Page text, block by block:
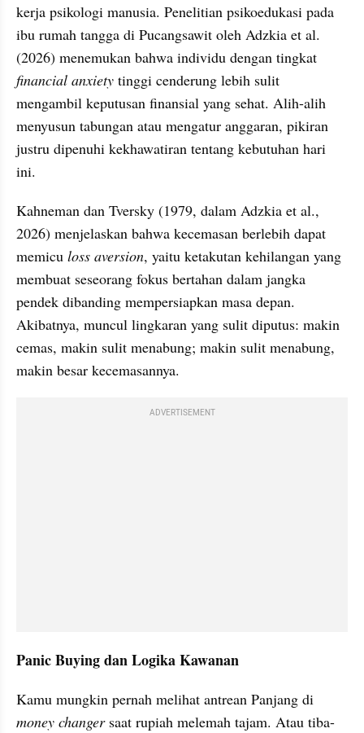
kerja psikologi manusia. Penelitian psikoedukasi pada
ibu rumah tangga di Pucangsawit oleh Adzkia et al.
(2026) menemukan bahwa individu dengan tingkat
financial anxiety tinggi cenderung lebih sulit
mengambil keputusan finansial yang sehat. Alih-alih
menyusun tabungan atau mengatur anggaran, pikiran
justru dipenuhi kekhawatiran tentang kebutuhan hari
ini.
Kahneman dan Tversky (1979, dalam Adzkia et al.,
2026) menjelaskan bahwa kecemasan berlebih dapat
memicu loss aversion, yaitu ketakutan kehilangan yang
membuat seseorang fokus bertahan dalam jangka
pendek dibanding mempersiapkan masa depan.
Akibatnya, muncul lingkaran yang sulit diputus: makin
cemas, makin sulit menabung; makin sulit menabung,
makin besar kecemasannya.
ADVERTISEMENT
Panic Buying dan Logika Kawanan
money changer saat rupiah melemah tajam. Atau tiba-